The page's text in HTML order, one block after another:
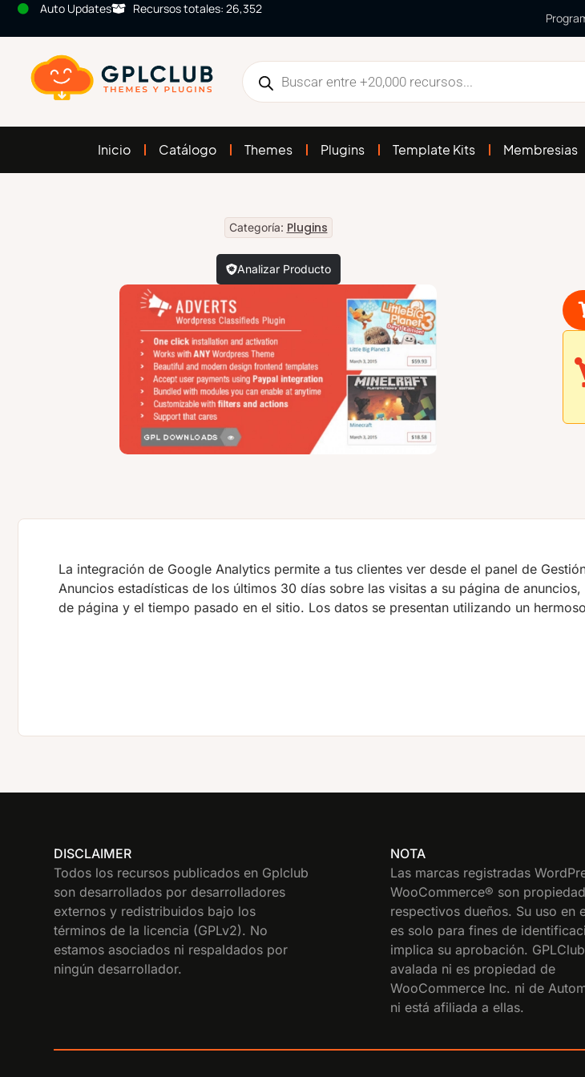
Auto Updates Recursos totales: 26,352
Inicio Catálogo Themes Plugins Template Kits Membresias
Categoría: Plugins
Analizar Producto
La integración de Google Analytics permite a tus clientes ver desde el panel de
Anuncios estadísticas de los últimos 30 días sobre las visitas a su página de anuncios,
de página y el tiempo pasado en el sitio. Los datos se presentan utilizando un
DISCLAIMER
Todos los recursos publicados en Gplclub
son desarrollados por desarrolladores
externos y redistribuidos bajo los
términos de la licencia (GPLv2). No
estamos asociados ni respaldados por
ningún desarrollador.
NOTA
Las marcas registradas
WooCommerce® son
respectivos dueños. Su uso en
es solo para fines de
implica su aprobación.
avalada ni es propiedad de
WooCommerce Inc. ni de
ni está afiliada a ellas.